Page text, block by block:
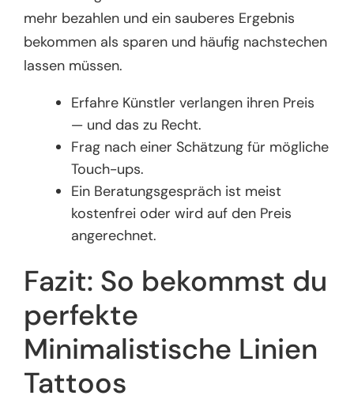
mehr bezahlen und ein sauberes Ergebnis
bekommen als sparen und häufig nachstechen
lassen müssen.
Erfahre Künstler verlangen ihren Preis
— und das zu Recht.
Frag nach einer Schätzung für mögliche
Touch-ups.
Ein Beratungsgespräch ist meist
kostenfrei oder wird auf den Preis
angerechnet.
Fazit: So bekommst du
perfekte
Minimalistische Linien
Tattoos